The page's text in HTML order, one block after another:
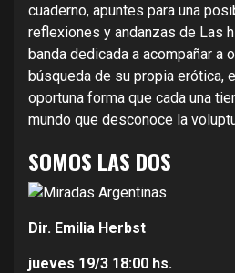
cuaderno, apuntes para una
reflexiones y andanzas de Las
banda dedicada a acompañar a
búsqueda de su propia erótica,
oportuna forma que cada una
mundo que desconoce la
SOMOS LAS DOS
Dir. Emilia Herbst
jueves 19/3 18:00 hs.